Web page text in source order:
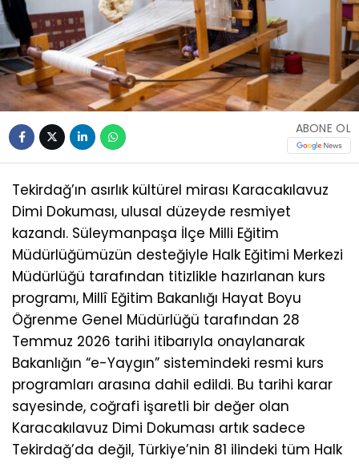
ABONE OL
Tekirdağ’ın asırlık kültürel mirası Karacakılavuz
Dimi Dokuması, ulusal düzeyde resmiyet
kazandı. Süleymanpaşa İlçe Milli Eğitim
Müdürlüğümüzün desteğiyle Halk Eğitimi Merkezi
Müdürlüğü tarafından titizlikle hazırlanan kurs
programı, Millî Eğitim Bakanlığı Hayat Boyu
Öğrenme Genel Müdürlüğü tarafından 28
Temmuz 2026 tarihi itibarıyla onaylanarak
Bakanlığın “e-Yaygın” sistemindeki resmi kurs
programları arasına dahil edildi. Bu tarihi karar
sayesinde, coğrafi işaretli bir değer olan
Karacakılavuz Dimi Dokuması artık sadece
Tekirdağ’da değil, Türkiye’nin 81 ilindeki tüm Halk